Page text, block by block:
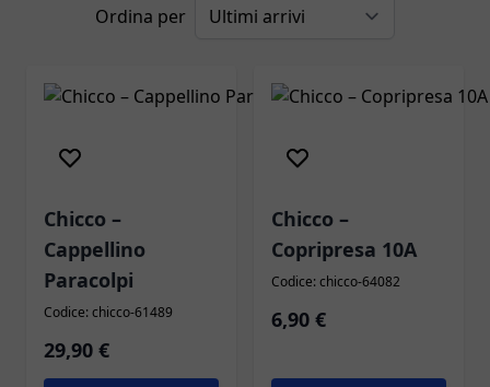
Ordina per
Chicco –
Cappellino
Paracolpi
Codice: chicco-61489
29,90 €
Chicco –
Copripresa 10A
Codice: chicco-64082
6,90 €